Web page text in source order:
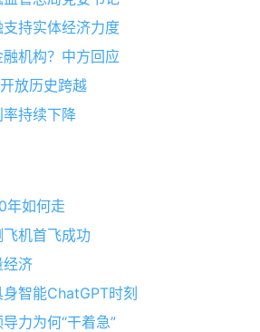
持实体经济力度
机构？中方回应
放历史跨越
持续下降
年如何走
机首飞成功
经济
智能ChatGPT时刻
力为何“干着急”